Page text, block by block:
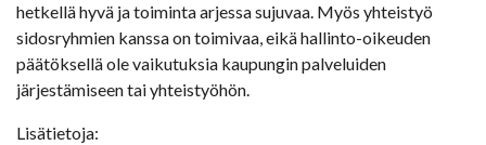
hetkellä hyvä ja toiminta arjessa sujuvaa. Myös yhteistyö
sidosryhmien kanssa on toimivaa, eikä hallinto-oikeuden
päätöksellä ole vaikutuksia kaupungin palveluiden
järjestämiseen tai yhteistyöhön.
Lisätietoja: